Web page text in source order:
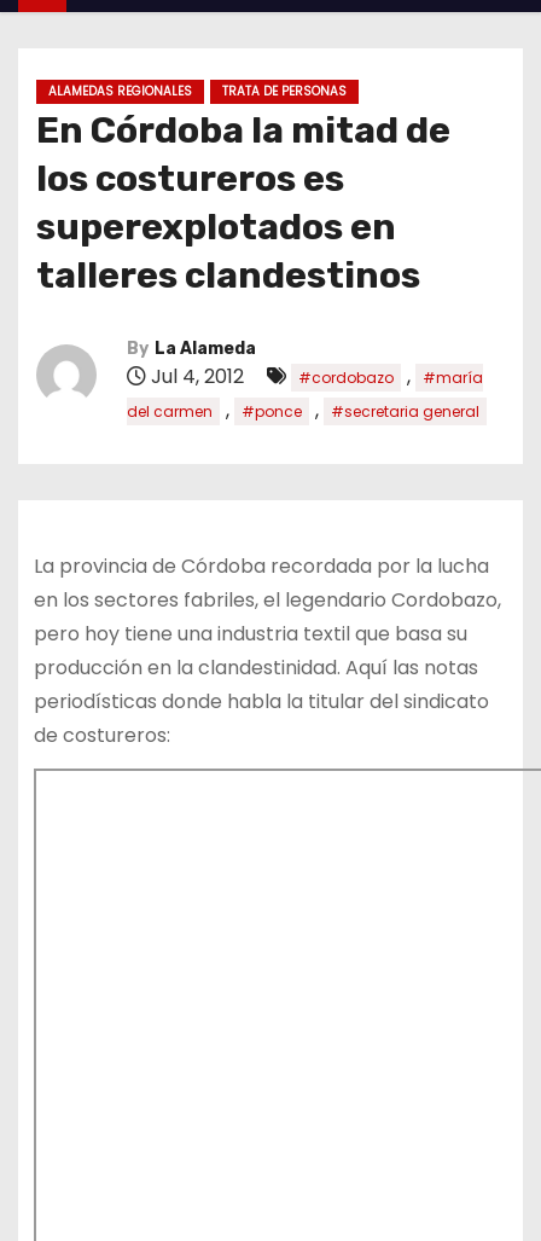
ALAMEDAS REGIONALES TRATA DE PERSONAS
En Córdoba la mitad de
los costureros es
superexplotados en
talleres clandestinos
By La Alameda
Jul 4, 2012 #cordobazo ,
#maría
del carmen
, #ponce , #secretaria general
La provincia de Córdoba recordada por la lucha
en los sectores fabriles, el legendario Cordobazo,
pero hoy tiene una industria textil que basa su
producción en la clandestinidad. Aquí las notas
periodísticas donde habla la titular del sindicato
de costureros: